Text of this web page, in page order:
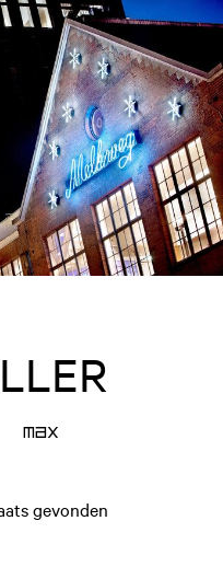
Max
gevonden